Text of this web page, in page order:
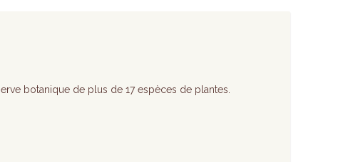
botanique de plus de 17 espèces de plantes.